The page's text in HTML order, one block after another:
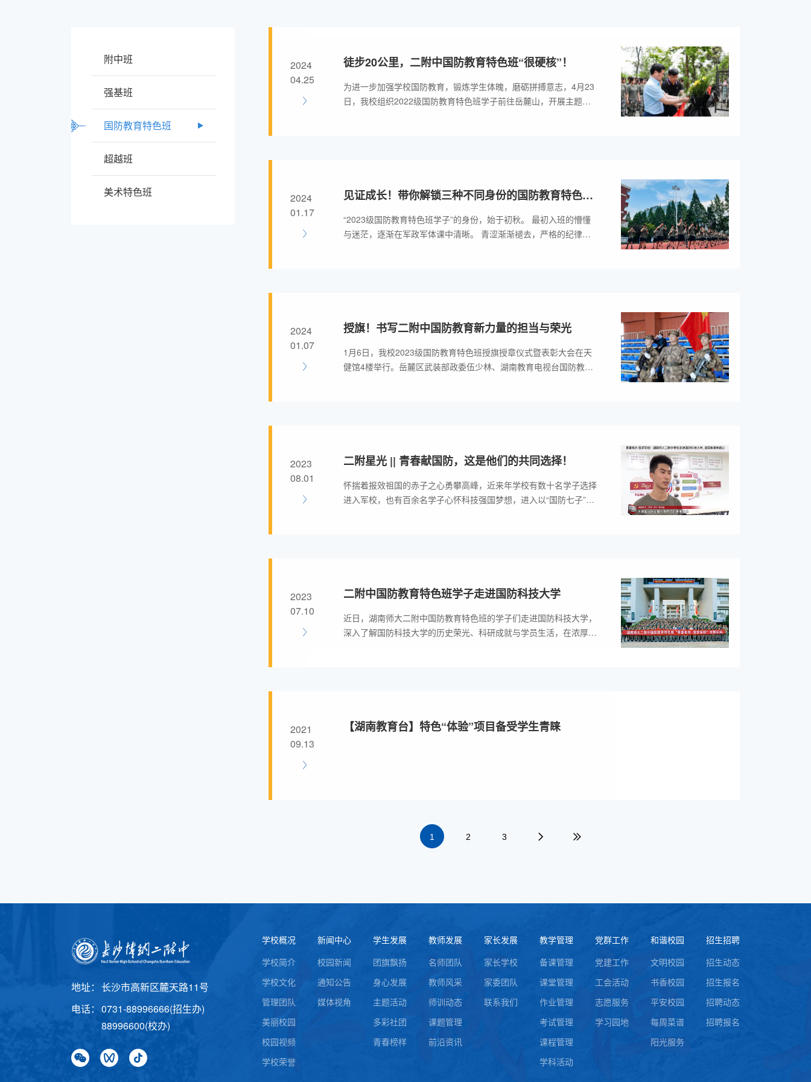
附中班
强基班
国防教育特色班
超越班
美术特色班
2024
04.25
徒步20公里，二附中国防教育特色班“很硬核”！
为进一步加强学校国防教育，锻炼学生体魄，磨砺拼搏意志，4月23
日，我校组织2022级国防教育特色班学子前往岳麓山，开展主题为
2024
01.17
见证成长！带你解锁三种不同身份的国防教育特色班
“2023级国防教育特色班学子”的身份，始于初秋。 最初入班的懵懂
与迷茫，逐渐在军政军体课中清晰。 青涩渐渐褪去，严格的纪律和
2024
01.07
授旗！书写二附中国防教育新力量的担当与荣光
1月6日，我校2023级国防教育特色班授旗授章仪式暨表彰大会在天
健馆4楼举行。岳麓区武装部政委伍少林、湖南教育电视台国防教育
2023
08.01
二附星光 || 青春献国防，这是他们的共同选择！
怀揣着报效祖国的赤子之心勇攀高峰，近来年学校有数十名学子选择
进入军校，也有百余名学子心怀科技强国梦想，进入以“国防七子”为
2023
07.10
二附中国防教育特色班学子走进国防科技大学
近日，湖南师大二附中国防教育特色班的学子们走进国防科技大学，
深入了解国防科技大学的历史荣光、科研成就与学员生活，在浓厚的
2021
09.13
【湖南教育台】特色“体验”项目备受学生青睐
1 2 3
地址： 长沙市高新区麓天路11号
电话： 0731-88996666(招生办)
88996600(校办)
学校概况
学校简介
学校文化
管理团队
美丽校园
校园视频
学校荣誉
新闻中心
校园新闻
通知公告
媒体视角
学生发展
团旗飘扬
身心发展
主题活动
多彩社团
青春榜样
教师发展
名师团队
教师风采
师训动态
课题管理
前沿资讯
家长发展
家长学校
家委团队
联系我们
教学管理
备课管理
课堂管理
作业管理
考试管理
课程管理
学科活动
党群工作
党建工作
工会活动
志愿服务
学习园地
和谐校园
文明校园
书香校园
平安校园
每周菜谱
阳光服务
招生招聘
招生动态
招生报名
招聘动态
招聘报名